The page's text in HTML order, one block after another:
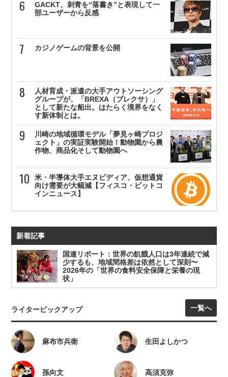
GACKT、刺青を“落書き”と表現して一
部ユーザーから反感
カジノゲームの背景を公開
人材育成・派遣の大手アウトソーシング
グループが、「BREXA（ブレクサ）」
として新たな船出。はたらく境界をなく
す新体制とは。
川崎の地域循環モデル「夢見ヶ崎プロジ
ェクト」の実証実験開始！動物園から農
作物、商品化そして動物園へ
米・半導体大手エヌビディア、仮想通貨
向け需要が大幅減【フィスコ・ビットコ
インニュース】
新着記事
国連リポート：世界の飢餓人口は3年連続で減
少するも、地域間格差は依然として深刻〜
2026年の「世界の食料安全保障と栄養の現
状」
ライターピックアップ 一覧へ
麻布市兵衛 生田よしかつ
孫向文 高須克弥